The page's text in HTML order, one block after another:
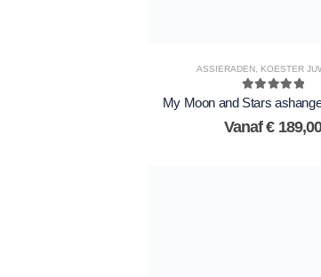
ASSIERADEN, KOESTER
5.00out of 5
My Moon and Stars
Vanaf€